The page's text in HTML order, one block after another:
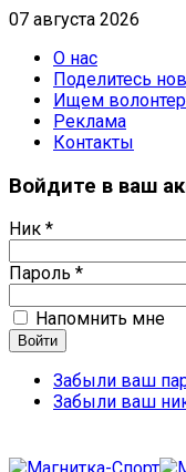
07 августа 2026
О нас
Поделитесь
Ищем
Реклама
Контакты
Войдите в ваш
Ник *
Пароль *
Напомнить мне
Забыли ваш
Забыли ваш